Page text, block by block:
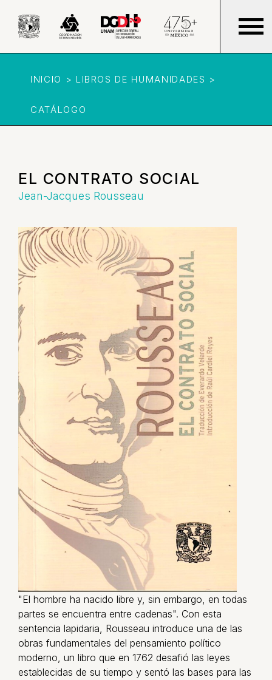
INICIO > LIBROS DE HUMANIDADES >
CATÁLOGO
EL CONTRATO SOCIAL
Jean-Jacques Rousseau
"El hombre ha nacido libre y, sin embargo, en todas
partes se encuentra entre cadenas". Con esta
sentencia lapidaria, Rousseau introduce una de las
obras fundamentales del pensamiento político
moderno, un libro que en 1762 desafió las leyes
establecidas de su tiempo y sentó las bases para las